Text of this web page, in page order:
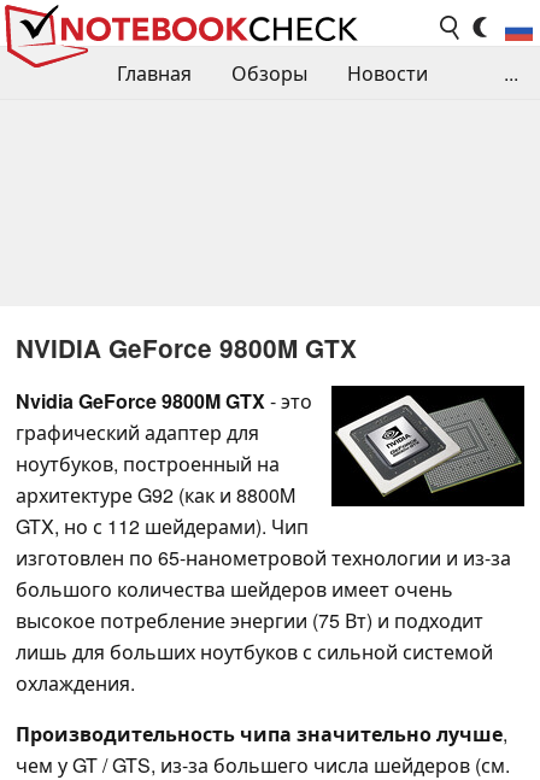
Главная Обзоры
Новости
...
NVIDIA GeForce 9800M GTX
Nvidia GeForce 9800M GTX- это
графический адаптер для
ноутбуков, построенный на
архитектуре G92 (как и 8800M
GTX, но с 112 шейдерами). Чип
изготовлен по 65-нанометровой технологии и из-за
большого количества шейдеров имеет очень
высокое потребление энергии (75 Вт) и подходит
лишь для больших ноутбуков с сильной системой
охлаждения.
Производительность чипа значительно лучше,
чем у GT / GTS, из-за большего числа шейдеров (см.